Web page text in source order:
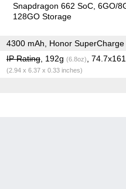
Snapdragon 662 SoC 6GO/
128GO Storage
4300 mAh, Honor SuperCharge
IP Rating, 192g (6.8oz) ,
(2.94 x 6.37 x 0.33 inches)